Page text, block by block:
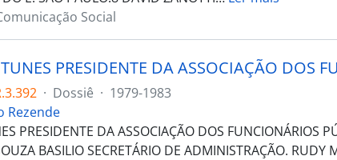
Social
· Dossiê · 1979-1983
Rezende
PRESIDENTE DA ASSOCIAÇÃO DOS FUNCIONÁRIOS
BASILIO SECRETÁRIO DE ADMINISTRAÇÃO.